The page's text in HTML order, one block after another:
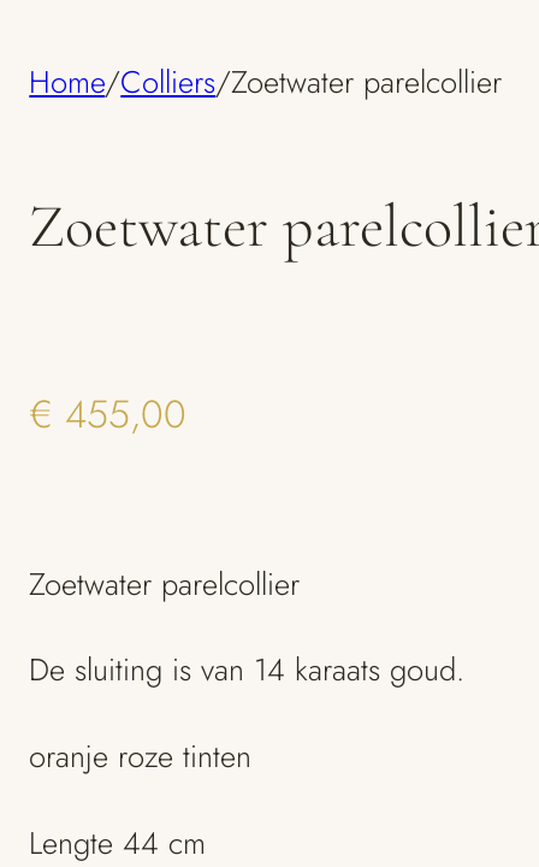
Home/Colliers/Zoetwater parelcollier
Zoetwater
€ 455,00
Zoetwater parelcollier
De sluiting is van 14 karaats goud.
oranje roze tinten
Lengte 44 cm